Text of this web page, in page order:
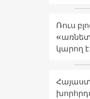
Ռուս
կարող